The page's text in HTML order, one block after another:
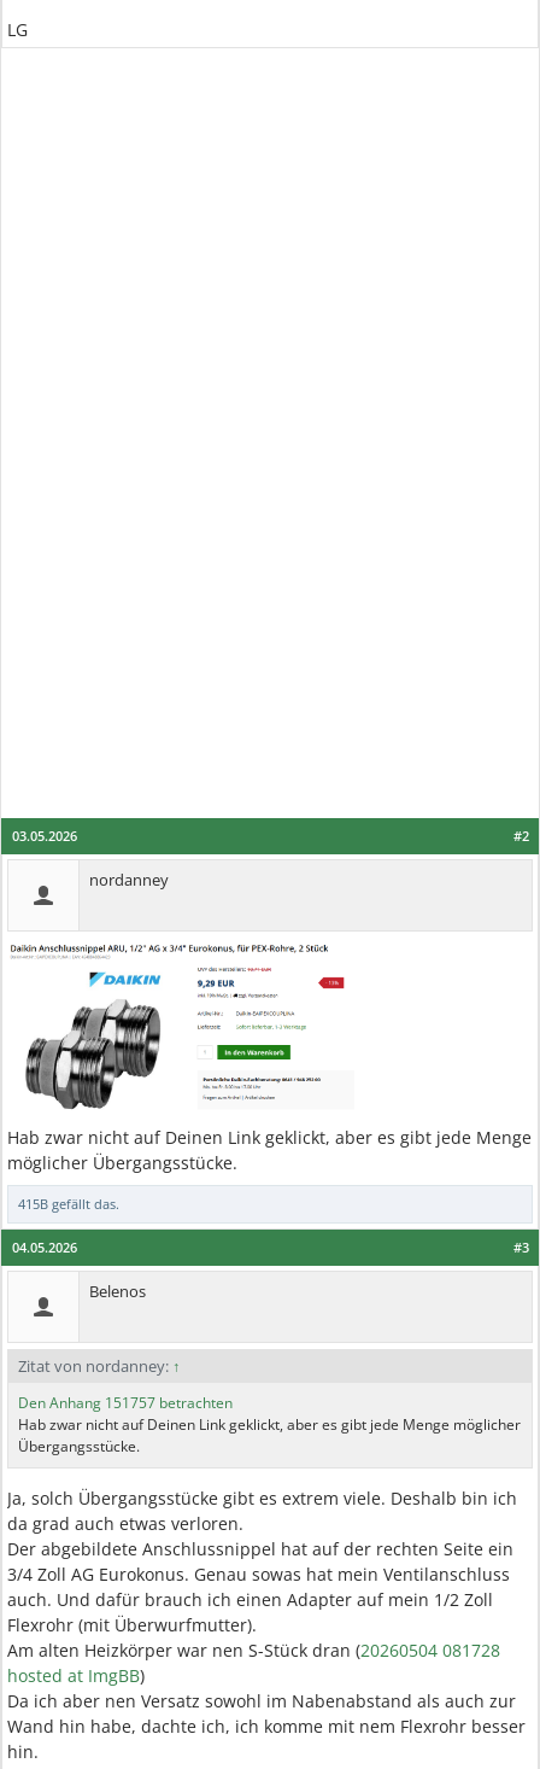
LG
#2
03.05.2026
nordanney
Hab zwar nicht auf Deinen Link geklickt, aber es gibt jede Menge
möglicher Übergangsstücke.
415B gefällt das.
#3
04.05.2026
Belenos
Zitat von nordanney: ↑
Den Anhang 151757 betrachten
Hab zwar nicht auf Deinen Link geklickt, aber es gibt jede Menge möglicher
Übergangsstücke.
Ja, solch Übergangsstücke gibt es extrem viele. Deshalb bin ich
da grad auch etwas verloren.
Der abgebildete Anschlussnippel hat auf der rechten Seite ein
3/4 Zoll AG Eurokonus. Genau sowas hat mein Ventilanschluss
auch. Und dafür brauch ich einen Adapter auf mein 1/2 Zoll
Flexrohr (mit Überwurfmutter).
Am alten Heizkörper war nen S-Stück dran (20260504 081728
hosted at ImgBB)
Da ich aber nen Versatz sowohl im Nabenabstand als auch zur
Wand hin habe, dachte ich, ich komme mit nem Flexrohr besser
hin.